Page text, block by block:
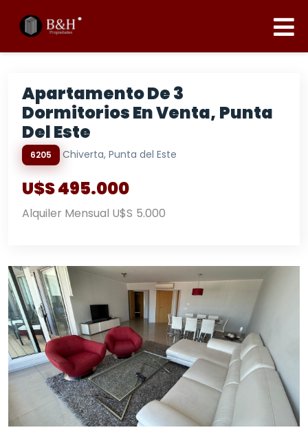
Apartamento De 3
Dormitorios En Venta, Punta
Del Este
6205 Chiverta, Punta del Este
U$S 495.000
Alquiler Mensual U$S 5.000